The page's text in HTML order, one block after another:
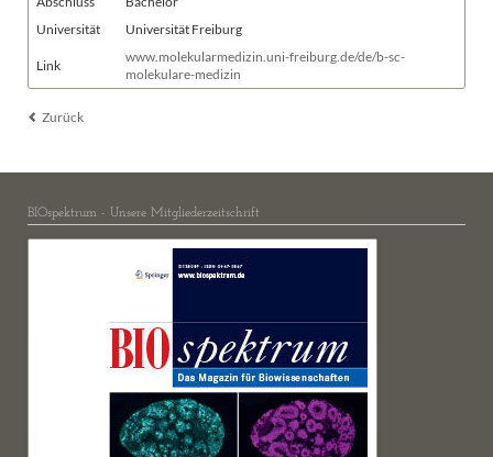
Universität
Universität Freiburg
Link
www.molekularmedizin.uni-freiburg.de/de/b-sc-
molekulare-medizin
Zurück
BIOspektrum - Unsere Mitgliederzeitschrift